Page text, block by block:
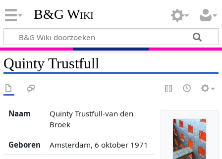
B&G Wiki
Quinty Trustfull
Naam
Quinty Trustfull-van den
Broek
Geboren Amsterdam, 6 oktober 1971